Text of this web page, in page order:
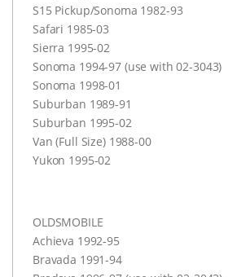
S15 Pickup/Sonoma 1982-93
Safari 1985-03
Sierra 1995-02
Sonoma 1994-97 (use with 02-3043)
Sonoma 1998-01
Suburban 1989-91
Suburban 1995-02
Van (Full Size) 1988-00
Yukon 1995-02
OLDSMOBILE
Achieva 1992-95
Bravada 1991-94